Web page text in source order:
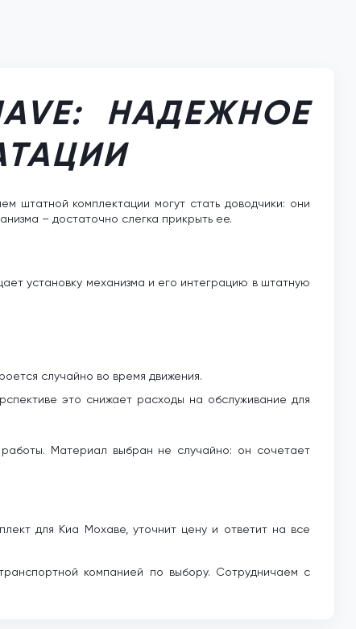
НАДЕЖНОЕ
штатной комплектации могут стать доводчики: они
– достаточно слегка прикрыть ее.
установку механизма и его интеграцию в штатную
случайно во время движения.
это снижает расходы на обслуживание для
Материал выбран не случайно: он сочетает
для Киа Мохаве, уточнит цену и ответит на все
компанией по выбору. Сотрудничаем с